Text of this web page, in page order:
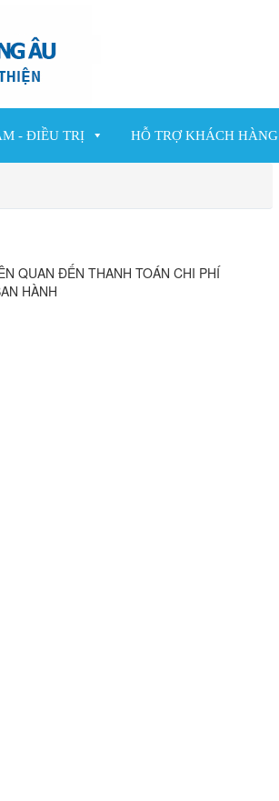
- ĐIỀU TRỊ HỖ TRỢ KHÁCH HÀNG
QUAN ĐẾN THANH TOÁN CHI PHÍ
HÀNH